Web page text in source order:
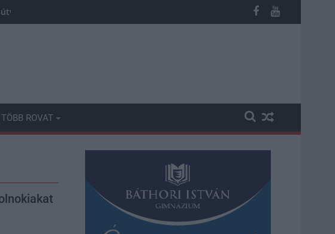
alapos késések alakultak ki a menetrendhez képest, kimaradás is
ROVAT